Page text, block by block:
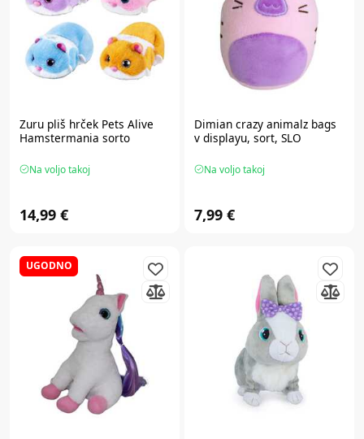
Zuru pliš hrček Pets Alive
Hamstermania sorto
Na voljo takoj
14,99 €
Dimian crazy animalz bags
v displayu, sort, SLO
Na voljo takoj
7,99 €
UGODNO